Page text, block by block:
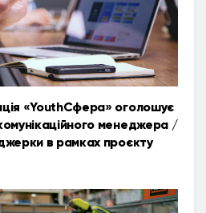
«YouthСфера» оголошує
менеджера /
в рамках проєкту